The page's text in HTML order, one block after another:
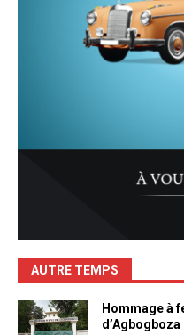
AUTRE TEMPS
Hommage à